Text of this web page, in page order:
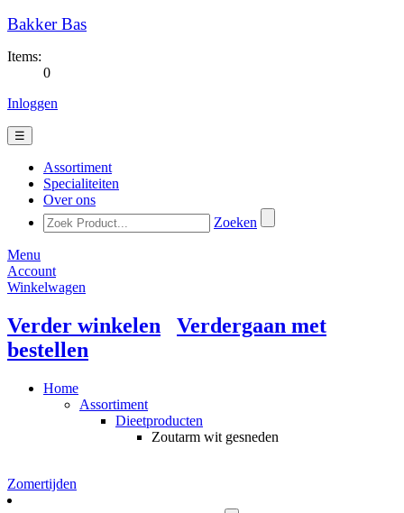
Bakker Bas
Items:
0
Inloggen
☰
Assortiment
Specialiteiten
Over ons
Zoeken
Menu
Account
Winkelwagen
Verder winkelen
Verdergaan met
bestellen
Home
Assortiment
Dieetproducten
Zoutarm wit gesneden
Zomertijden